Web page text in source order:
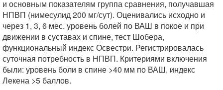
и основным показателям группа сравнения, получавшая
НПВП (нимесулид 200 мг/сут). Оценивались исходно и
через 1, 3, 6 мес. уровень болей по ВАШ в покое и при
движении в суставах и спине, тест Шобера,
функциональный индекс Освестри. Регистрировалась
суточная потребность в НПВП. Критериями включения
были: уровень боли в спине >40 мм по ВАШ, индекс
Лекена >5 баллов.